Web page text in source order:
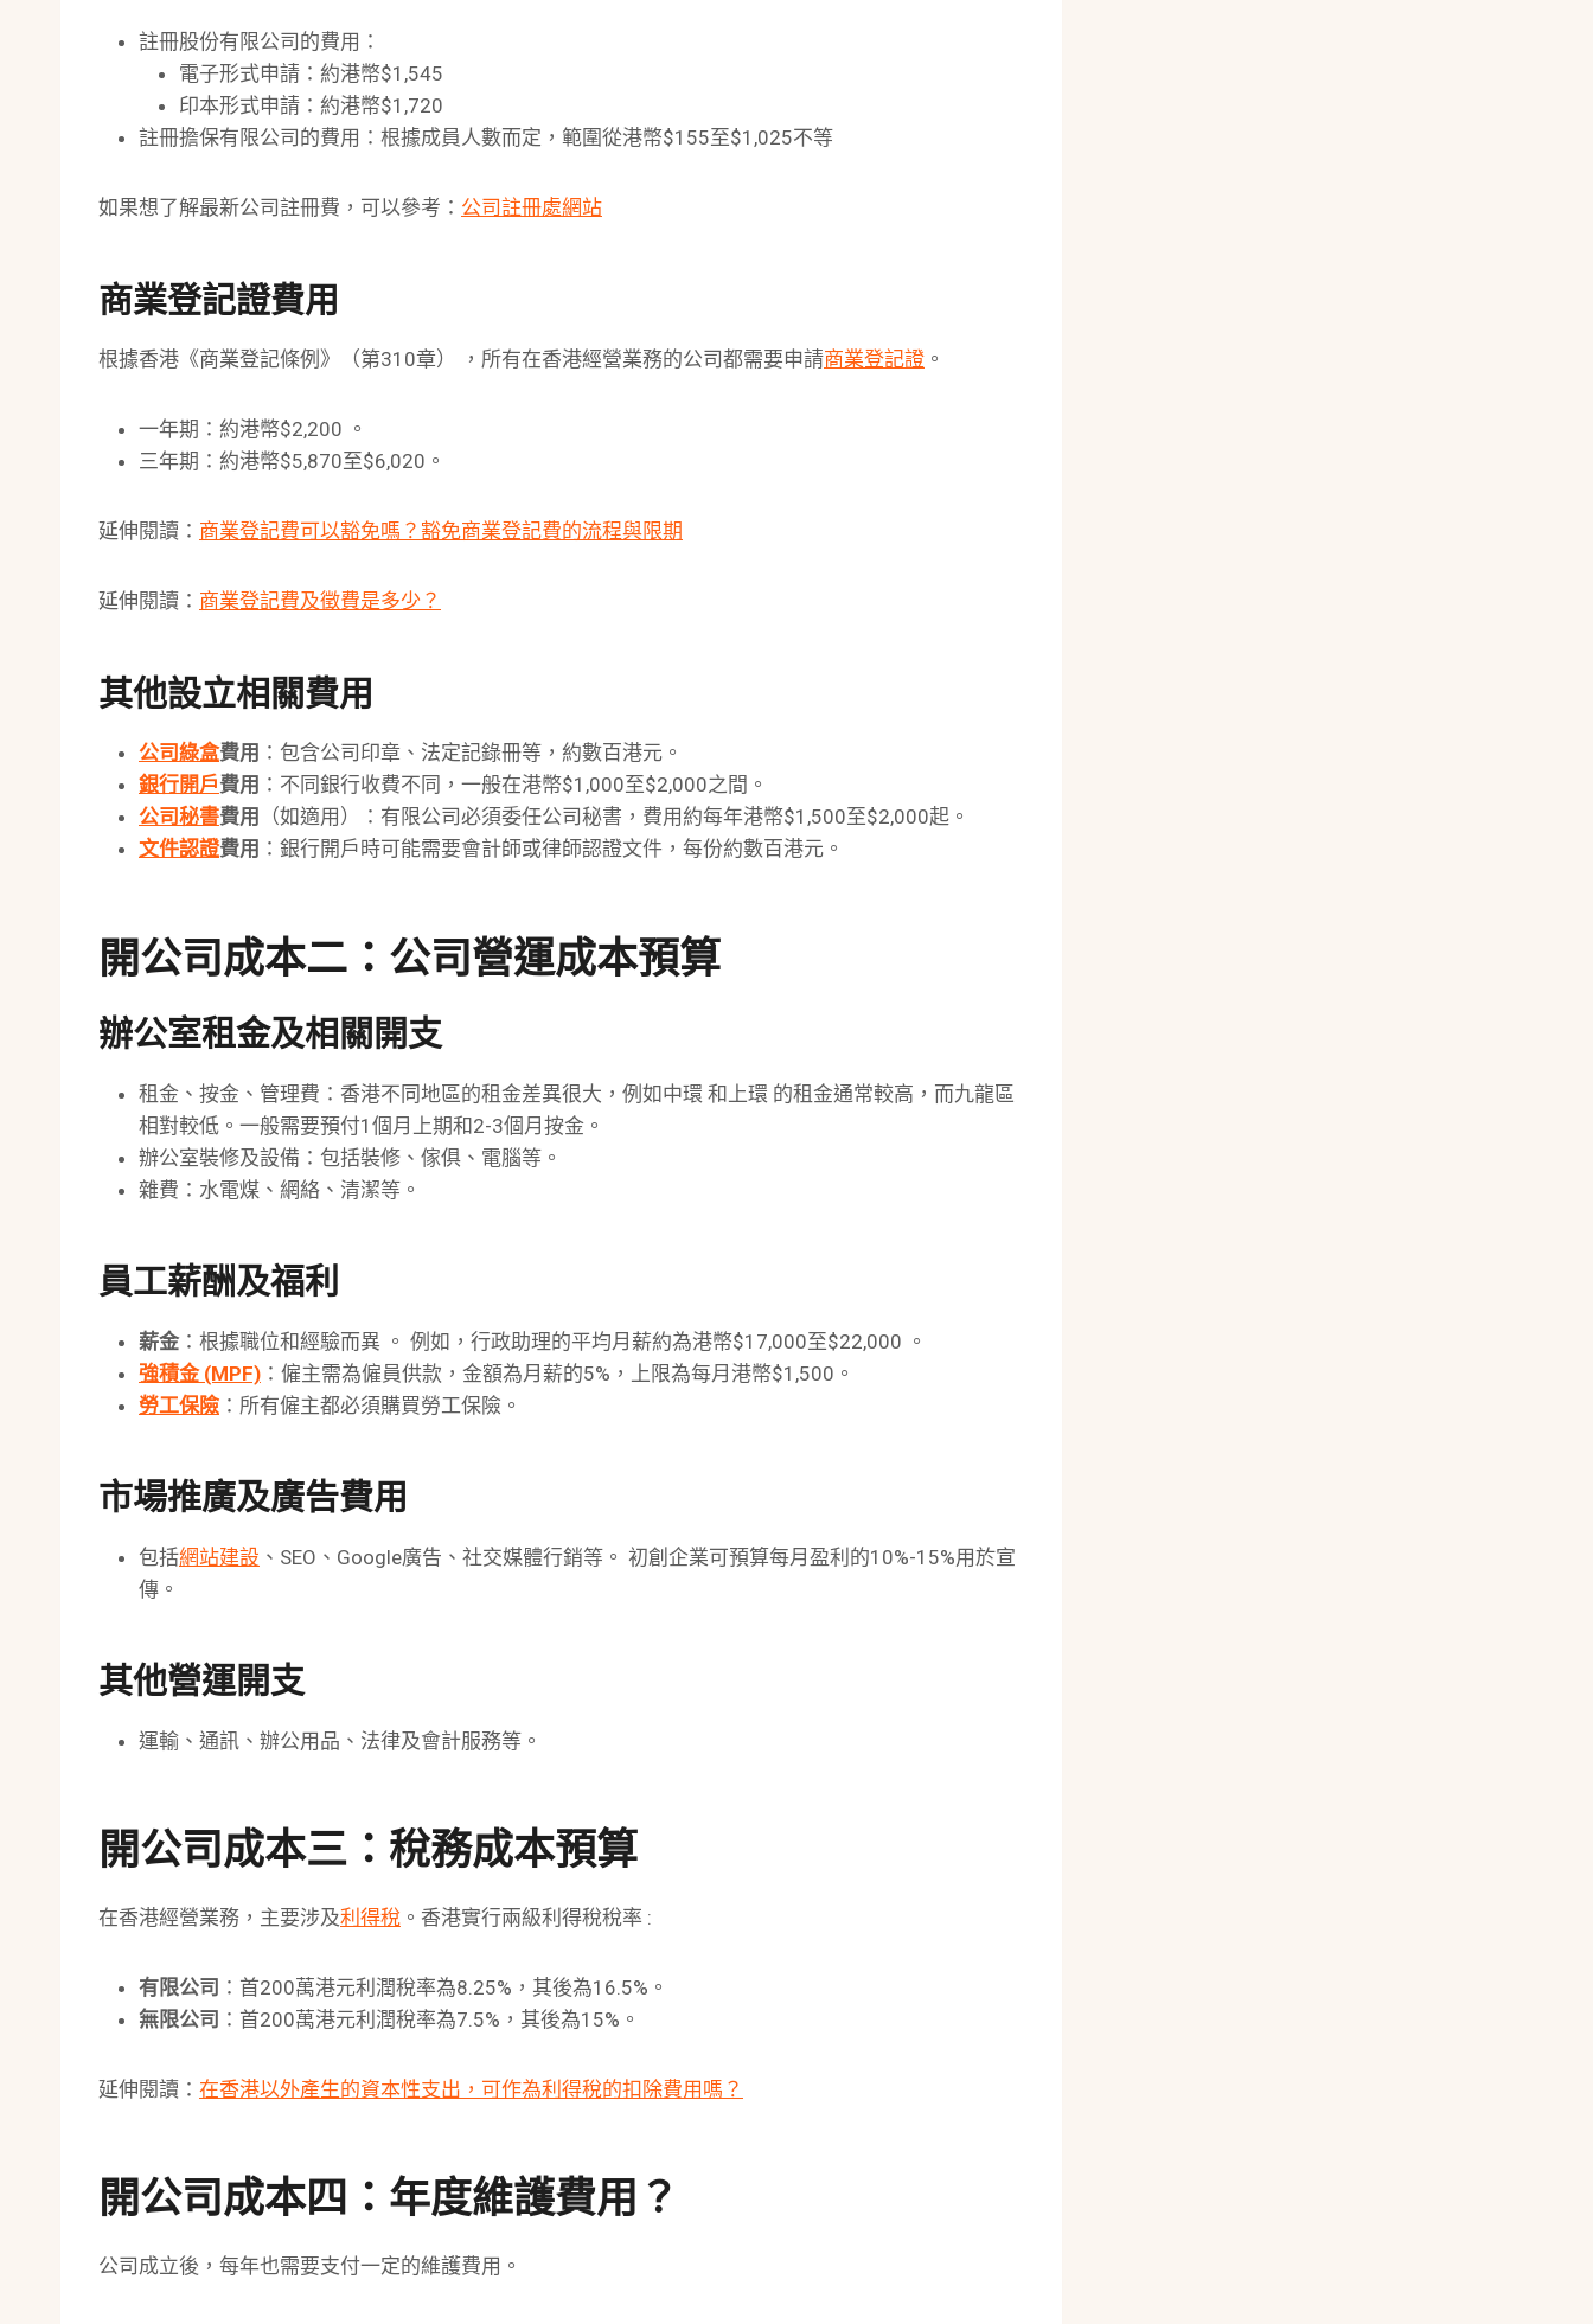
註冊股份有限公司的費用：
電子形式申請：約港幣$1,545
印本形式申請：約港幣$1,720
註冊擔保有限公司的費用：根據成員人數而定，範圍從港幣$155至$1,025不等
如果想了解最新公司註冊費，可以參考： 公司註冊處網站
商業登記證費用
根據香港《商業登記條例》（第310章） ，所有在香港經營業務的公司都需要申請商業登記證 。
一年期：約港幣$2,200 。
三年期：約港幣$5,870至$6,020。
延伸閱讀： 商業登記費可以豁免嗎？豁免商業登記費的流程與限期
延伸閱讀： 商業登記費及徵費是多少？
其他設立相關費用
公司綠盒費用 ：包含公司印章、法定記錄冊等，約數百港元。
銀行開戶費用 ：不同銀行收費不同，一般在港幣$1,000至$2,000之間。
公司秘書費用
（如適用）：有限公司必須委任公司秘書，費用約每年港幣$1,500至$2,000起。
文件認證費用 ：銀行開戶時可能需要會計師或律師認證文件，每份約數百港元。
開公司成本二：公司營運成本預算
辦公室租金及相關開支
租金、按金、管理費：香港不同地區的租金差異很大，例如中環 和上環 的租金通常較高，而九龍區
相對較低。一般需要預付1個月上期和2-3個月按金。
辦公室裝修及設備：包括裝修、傢俱、電腦等。
雜費：水電煤、網絡、清潔等。
員工薪酬及福利
薪金：根據職位和經驗而異 。 例如，行政助理的平均月薪約為港幣$17,000至$22,000 。
強積金 (MPF) ：僱主需為僱員供款，金額為月薪的5%，上限為每月港幣$1,500。
勞工保險 ：所有僱主都必須購買勞工保險。
市場推廣及廣告費用
包括網站建設 、SEO、Google廣告、社交媒體行銷等。 初創企業可預算每月盈利的10%-15%用於宣
傳。
其他營運開支
運輸、通訊、辦公用品、法律及會計服務等。
開公司成本三：稅務成本預算
在香港經營業務，主要涉及利得稅 。香港實行兩級利得稅稅率 :
有限公司 ：首200萬港元利潤稅率為8.25%，其後為16.5%。
無限公司 ：首200萬港元利潤稅率為7.5%，其後為15%。
延伸閱讀： 在香港以外產生的資本性支出，可作為利得稅的扣除費用嗎？
開公司成本四：年度維護費用？
公司成立後，每年也需要支付一定的維護費用。